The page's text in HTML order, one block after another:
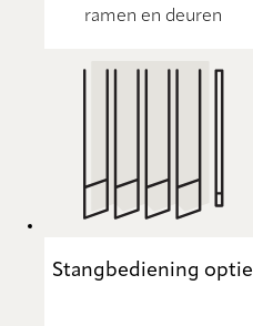
ramen en deuren
Stangbediening optie